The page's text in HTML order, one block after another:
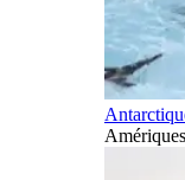
Amériques